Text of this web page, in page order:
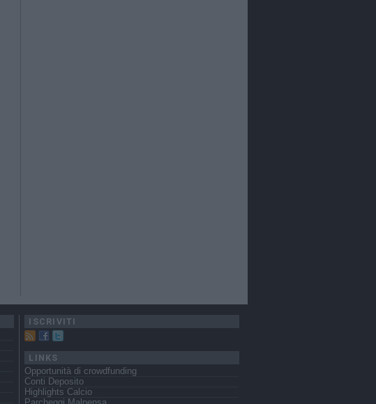
ISCRIVITI
LINKS
Opportunità di crowdfunding
Conti Deposito
Highlights Calcio